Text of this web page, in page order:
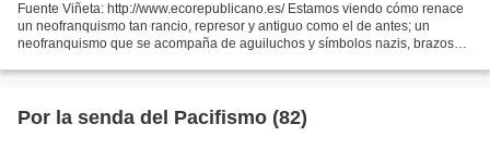
Fuente Viñeta: http://www.ecorepublicano.es/ Estamos viendo cómo renace
un neofranquismo tan rancio, represor y antiguo como el de antes; un
neofranquismo que se acompaña de aguiluchos y símbolos nazis, brazos
Por la senda del Pacifismo (82)